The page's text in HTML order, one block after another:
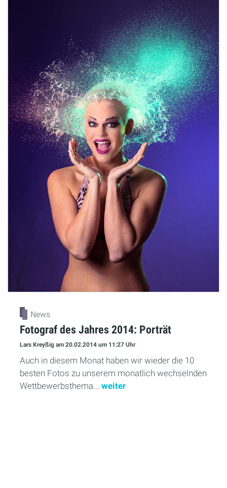
News
Fotograf des Jahres 2014: Porträt
Lars Kreyßig am 20.02.2014 um 11:27 Uhr
Auch in diesem Monat haben wir wieder die 10
besten Fotos zu unserem monatlich wechselnden
Wettbewerbsthema... weiter